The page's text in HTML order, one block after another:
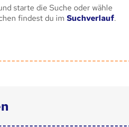
starte die Suche oder wähle
findest du im Suchverlauf.